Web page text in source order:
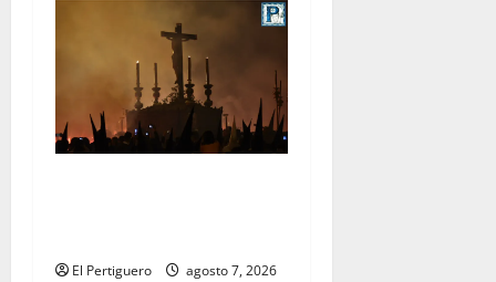
El Pertiguero
agosto 7, 2026